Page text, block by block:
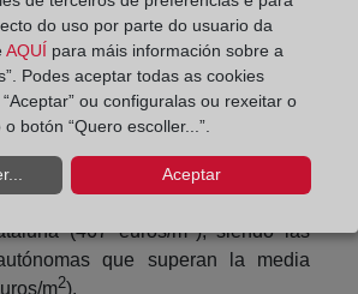
el sector de naves industriales
cierta recuperación de precios.
territoriales también son
es la comunidad autónoma
de Madrid (779 euros/m
2
(467 euros/m ), siendo las
que superan la media
m2).
do uso por parte do usuario da
AQUÍ para máis información sobre a
Podes aceptar todas as cookies
ou configuralas ou rexeitar o
botón “Quero escoller...”.
Aceptar